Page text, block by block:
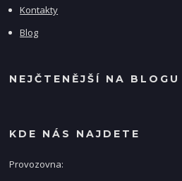
Kontakty
Blog
NEJČTENĚJŠÍ NA BLOGU
KDE NÁS NAJDETE
Provozovna: